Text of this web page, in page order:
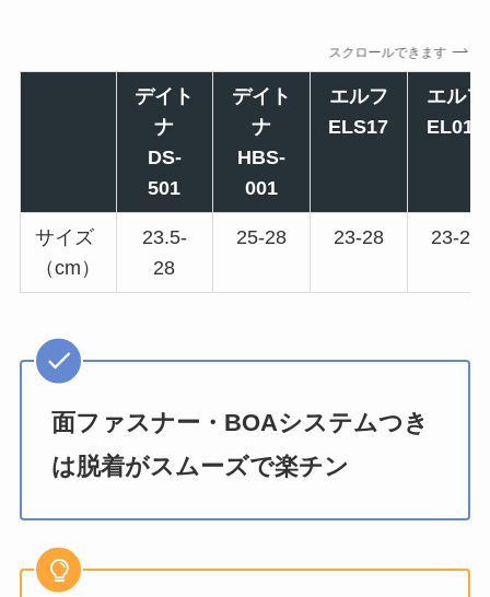
スクロールできます
デイト
ナ
DS-
501
デイト
ナ
HBS-
001
エルフ
ELS17
エルフ
EL013
サイズ
（cm）
23.5-
28
25-28 23-28 23-28
面ファスナー・BOAシステムつき
は脱着がスムーズで楽チン